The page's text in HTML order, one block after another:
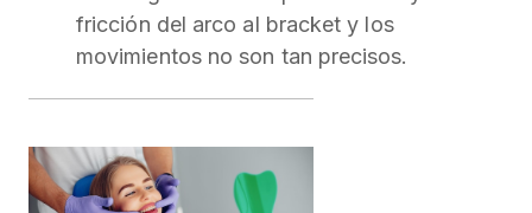
fricción del arco al bracket y los
movimientos no son tan precisos.